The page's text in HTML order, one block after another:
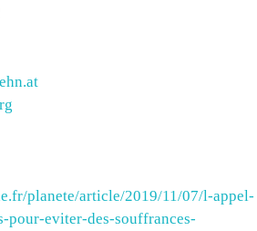
planete/article/2019/11/07/l-appel-
pour-eviter-des-souffrances-